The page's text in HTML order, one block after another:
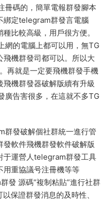
冊碼的，簡單電報群發腳本
綁定telegram群發言電腦
比較高級，用戶很方便。
網的電腦上都可以用，無TG
機群發司都可以。所以大
再就是一定要飛機群發手機
機群發器破解版續有升級
廣告害很多，在這就不多TG
群發破解個社群統一進行管
軟件飛機群發軟件破解版
于運營人telegram群發工具
用重協議号注冊機等等
發 源碼“複制粘貼”進行社群
保證群發消息的及時性、